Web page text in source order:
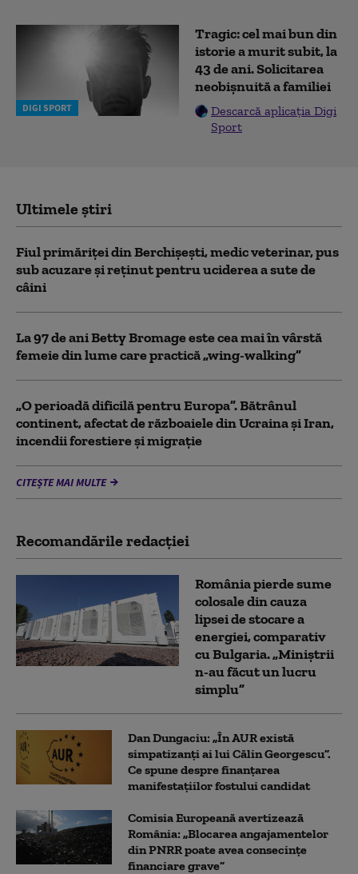
DIGI SPORT
Tragic: cel mai bun din
istorie a murit subit, la
43 de ani. Solicitarea
neobișnuită a familiei
Descarcă aplicația Digi
Sport
Ultimele știri
Fiul primăriţei din Berchişeşti, medic veterinar, pus
sub acuzare şi reţinut pentru uciderea a sute de
câini
La 97 de ani Betty Bromage este cea mai în vârstă
femeie din lume care practică „wing-walking”
„O perioadă dificilă pentru Europa”. Bătrânul
continent, afectat de războaiele din Ucraina și Iran,
incendii forestiere și migrație
CITEȘTE MAI MULTE
Recomandările redacţiei
România pierde sume
colosale din cauza
lipsei de stocare a
energiei, comparativ
cu Bulgaria. „Miniștrii
n-au făcut un lucru
simplu”
Dan Dungaciu: „În AUR există
simpatizanți ai lui Călin Georgescu”.
Ce spune despre finanțarea
manifestațiilor fostului candidat
Comisia Europeană avertizează
România: „Blocarea angajamentelor
din PNRR poate avea consecințe
financiare grave”